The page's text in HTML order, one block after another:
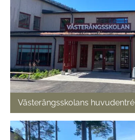
Västerängsskolans huvudentré